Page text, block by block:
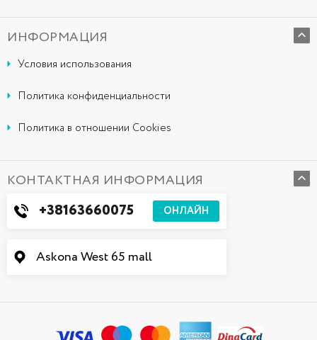
ИНФОРМАЦИЯ
Условия использования
Политика конфиденциальности
Политика в отношении Cookies
КОНТАКТНАЯ ИНФОРМАЦИЯ
+38163660075 ОНЛАЙН
Askona West 65 mall